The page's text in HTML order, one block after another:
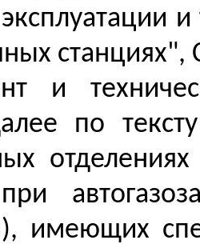
и
по
имеющих